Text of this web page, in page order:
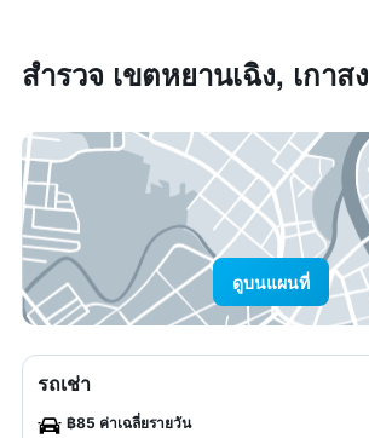
สำรวจ เขตหยานเฉิง, เกาสง
ดูบนแผนที่
รถเช่า
฿85 ค่าเฉลี่ยรายวัน